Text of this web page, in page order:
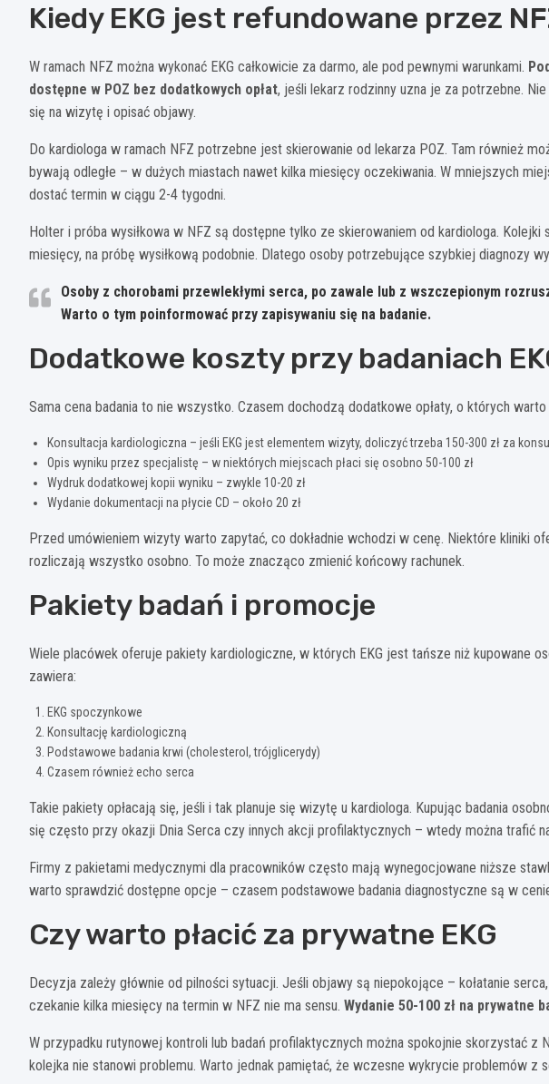
Kiedy EKG jest refundowane przez
W ramach NFZ można wykonać EKG całkowicie za darmo, ale pod pewnymi warunkami.
dostępne w POZ bez dodatkowych opłat, jeśli lekarz rodzinny uzna je za potrzebne.
się na wizytę i opisać objawy.
Do kardiologa w ramach NFZ potrzebne jest skierowanie od lekarza POZ. Tam również
bywają odległe – w dużych miastach nawet kilka miesięcy oczekiwania. W mniejszych
dostać termin w ciągu 2-4 tygodni.
Holter i próba wysiłkowa w NFZ są dostępne tylko ze skierowaniem od kardiologa.
miesięcy, na próbę wysiłkową podobnie. Dlatego osoby potrzebujące szybkiej diagnozy
Osoby z chorobami przewlekłymi serca, po zawale lub z wszczepionym
Warto o tym poinformować przy zapisywaniu się na badanie.
Dodatkowe koszty przy badaniach
Sama cena badania to nie wszystko. Czasem dochodzą dodatkowe opłaty, o których
Konsultacja kardiologiczna – jeśli EKG jest elementem wizyty, doliczyć trzeba 150-300 zł za
Opis wyniku przez specjalistę – w niektórych miejscach płaci się osobno 50-100 zł
Wydruk dodatkowej kopii wyniku – zwykle 10-20 zł
Wydanie dokumentacji na płycie CD – około 20 zł
Przed umówieniem wizyty warto zapytać, co dokładnie wchodzi w cenę. Niektóre kliniki
rozliczają wszystko osobno. To może znacząco zmienić końcowy rachunek.
Pakiety badań i promocje
Wiele placówek oferuje pakiety kardiologiczne, w których EKG jest tańsze niż kupowane
zawiera:
EKG spoczynkowe
Konsultację kardiologiczną
Podstawowe badania krwi (cholesterol, trójglicerydy)
Czasem również echo serca
Takie pakiety opłacają się, jeśli i tak planuje się wizytę u kardiologa. Kupując badania
się często przy okazji Dnia Serca czy innych akcji profilaktycznych – wtedy można trafić
Firmy z pakietami medycznymi dla pracowników często mają wynegocjowane niższe
warto sprawdzić dostępne opcje – czasem podstawowe badania diagnostyczne są w
Czy warto płacić za prywatne EKG
Decyzja zależy głównie od pilności sytuacji. Jeśli objawy są niepokojące – kołatanie
czekanie kilka miesięcy na termin w NFZ nie ma sensu. Wydanie 50-100 zł na prywatne
W przypadku rutynowej kontroli lub badań profilaktycznych można spokojnie skorzystać z
kolejka nie stanowi problemu. Warto jednak pamiętać, że wczesne wykrycie problemów z